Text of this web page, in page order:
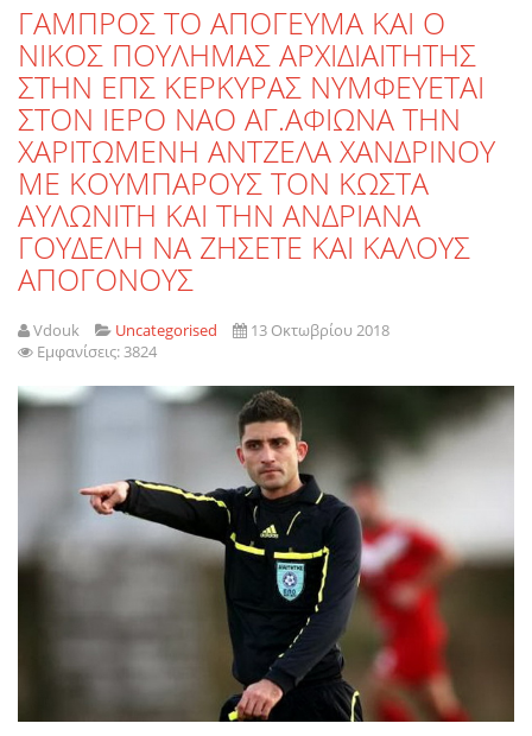
ΓΑΜΠΡΟΣ ΤΟ ΑΠΟΓΕΥΜΑ ΚΑΙ Ο
ΝΙΚΟΣ ΠΟΥΛΗΜΑΣ ΑΡΧΙΔΙΑΙΤΗΤΗΣ
ΣΤΗΝ ΕΠΣ ΚΕΡΚΥΡΑΣ ΝΥΜΦΕΥΕΤΑΙ
ΣΤΟΝ ΙΕΡΟ ΝΑΟ ΑΓ.ΑΦΙΩΝΑ ΤΗΝ
ΧΑΡΙΤΩΜΕΝΗ ΑΝΤΖΕΛΑ ΧΑΝΔΡΙΝΟΥ
ΜΕ ΚΟΥΜΠΑΡΟΥΣ ΤΟΝ ΚΩΣΤΑ
ΑΥΛΩΝΙΤΗ ΚΑΙ ΤΗΝ ΑΝΔΡΙΑΝΑ
ΓΟΥΔΕΛΗ ΝΑ ΖΗΣΕΤΕ ΚΑΙ ΚΑΛΟΥΣ
ΑΠΟΓΟΝΟΥΣ
Vdouk Uncategorised
13 Οκτωβρίου 2018
Εμφανίσεις: 3824